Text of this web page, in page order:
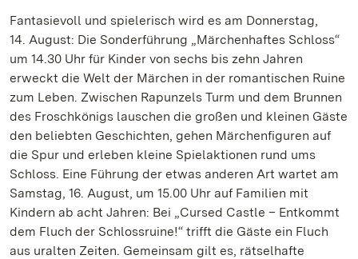
Fantasievoll und spielerisch wird es am Donnerstag,
14. August: Die Sonderführung „Märchenhaftes Schloss“
um 14.30 Uhr für Kinder von sechs bis zehn Jahren
erweckt die Welt der Märchen in der romantischen Ruine
zum Leben. Zwischen Rapunzels Turm und dem Brunnen
des Froschkönigs lauschen die großen und kleinen Gäste
den beliebten Geschichten, gehen Märchenfiguren auf
die Spur und erleben kleine Spielaktionen rund ums
Schloss. Eine Führung der etwas anderen Art wartet am
Samstag, 16. August, um 15.00 Uhr auf Familien mit
Kindern ab acht Jahren: Bei „Cursed Castle – Entkommt
dem Fluch der Schlossruine!“ trifft die Gäste ein Fluch
aus uralten Zeiten. Gemeinsam gilt es, rätselhafte